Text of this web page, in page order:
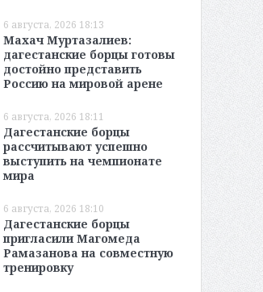
6 августа, 2026 18:13
Махач Муртазалиев:
дагестанские борцы готовы
достойно представить
Россию на мировой арене
6 августа, 2026 18:11
Дагестанские борцы
рассчитывают успешно
выступить на чемпионате
мира
6 августа, 2026 18:10
Дагестанские борцы
пригласили Магомеда
Рамазанова на совместную
тренировку